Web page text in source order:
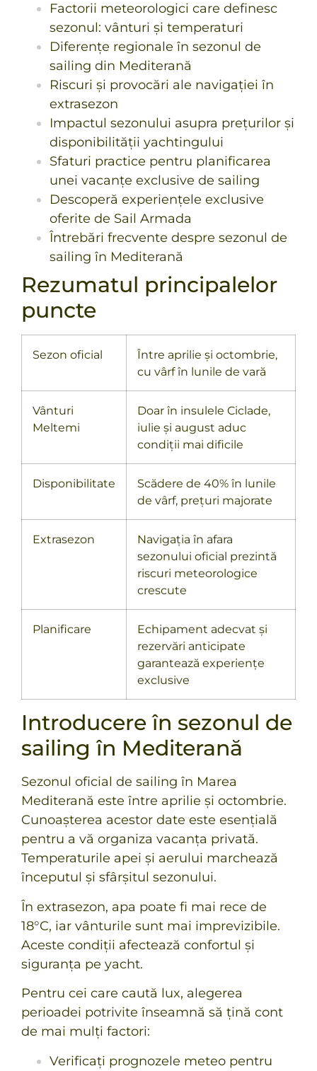
Factorii meteorologici care definesc
sezonul: vânturi și temperaturi
Diferențe regionale în sezonul de
sailing din Mediterană
Riscuri și provocări ale navigației în
extrasezon
Impactul sezonului asupra prețurilor și
disponibilității yachtingului
Sfaturi practice pentru planificarea
unei vacanțe exclusive de sailing
Descoperă experiențele exclusive
oferite de Sail Armada
Întrebări frecvente despre sezonul de
sailing în Mediterană
Rezumatul principalelor
puncte
Sezon oficial
Între aprilie și octombrie,
cu vârf în lunile de vară
Vânturi
Meltemi
Doar în insulele Ciclade,
iulie și august aduc
condiții mai dificile
Disponibilitate
Scădere de 40% în lunile
de vârf, prețuri majorate
Extrasezon
Navigația în afara
sezonului oficial prezintă
riscuri meteorologice
crescute
Planificare
Echipament adecvat și
rezervări anticipate
garantează experiențe
exclusive
Introducere în sezonul de
sailing în Mediterană
Sezonul oficial de sailing în Marea
Mediterană este între aprilie și octombrie.
Cunoașterea acestor date este esențială
pentru a vă organiza vacanța privată.
Temperaturile apei și aerului marchează
începutul și sfârșitul sezonului.
În extrasezon, apa poate fi mai rece de
18°C, iar vânturile sunt mai imprevizibile.
Aceste condiții afectează confortul și
siguranța pe yacht.
Pentru cei care caută lux, alegerea
perioadei potrivite înseamnă să țină cont
de mai mulți factori:
Verificați prognozele meteo pentru